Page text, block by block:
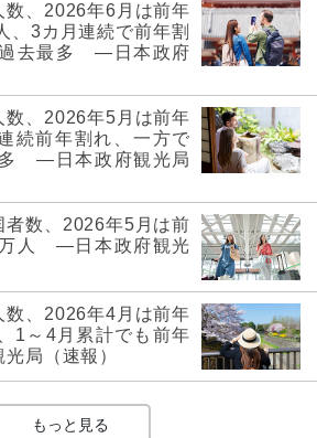
数、2026年6月は前年
、3カ月連続で前年割
過去最多 ―日本政府
数、2026年5月は前年
続前年割れ、一方で
多 ―日本政府観光局
者数、2026年5月は前
万人 ―日本政府観光
数、2026年4月は前年
1～4月累計でも前年
局（速報）
もっと見る